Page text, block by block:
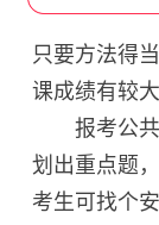
只要方法得
课成绩有较
报考公共
划出重点题
考生可找个